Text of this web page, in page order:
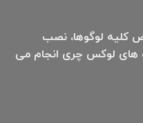
کلیه لوگوها، نصب
لوکس چری انجام می